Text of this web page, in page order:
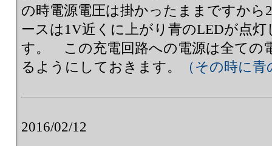
の時電源電圧は掛かったままですか
ースは1V近くに上がり青のLEDが点
す。 この充電回路への電源は全ての
るようにしておきます。
（その時に
2016/02/12